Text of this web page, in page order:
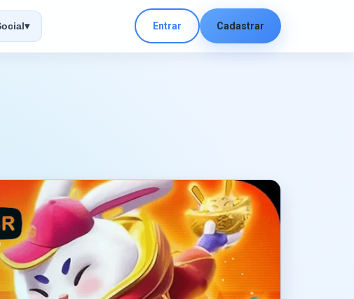
▾ Entrar Cadastrar